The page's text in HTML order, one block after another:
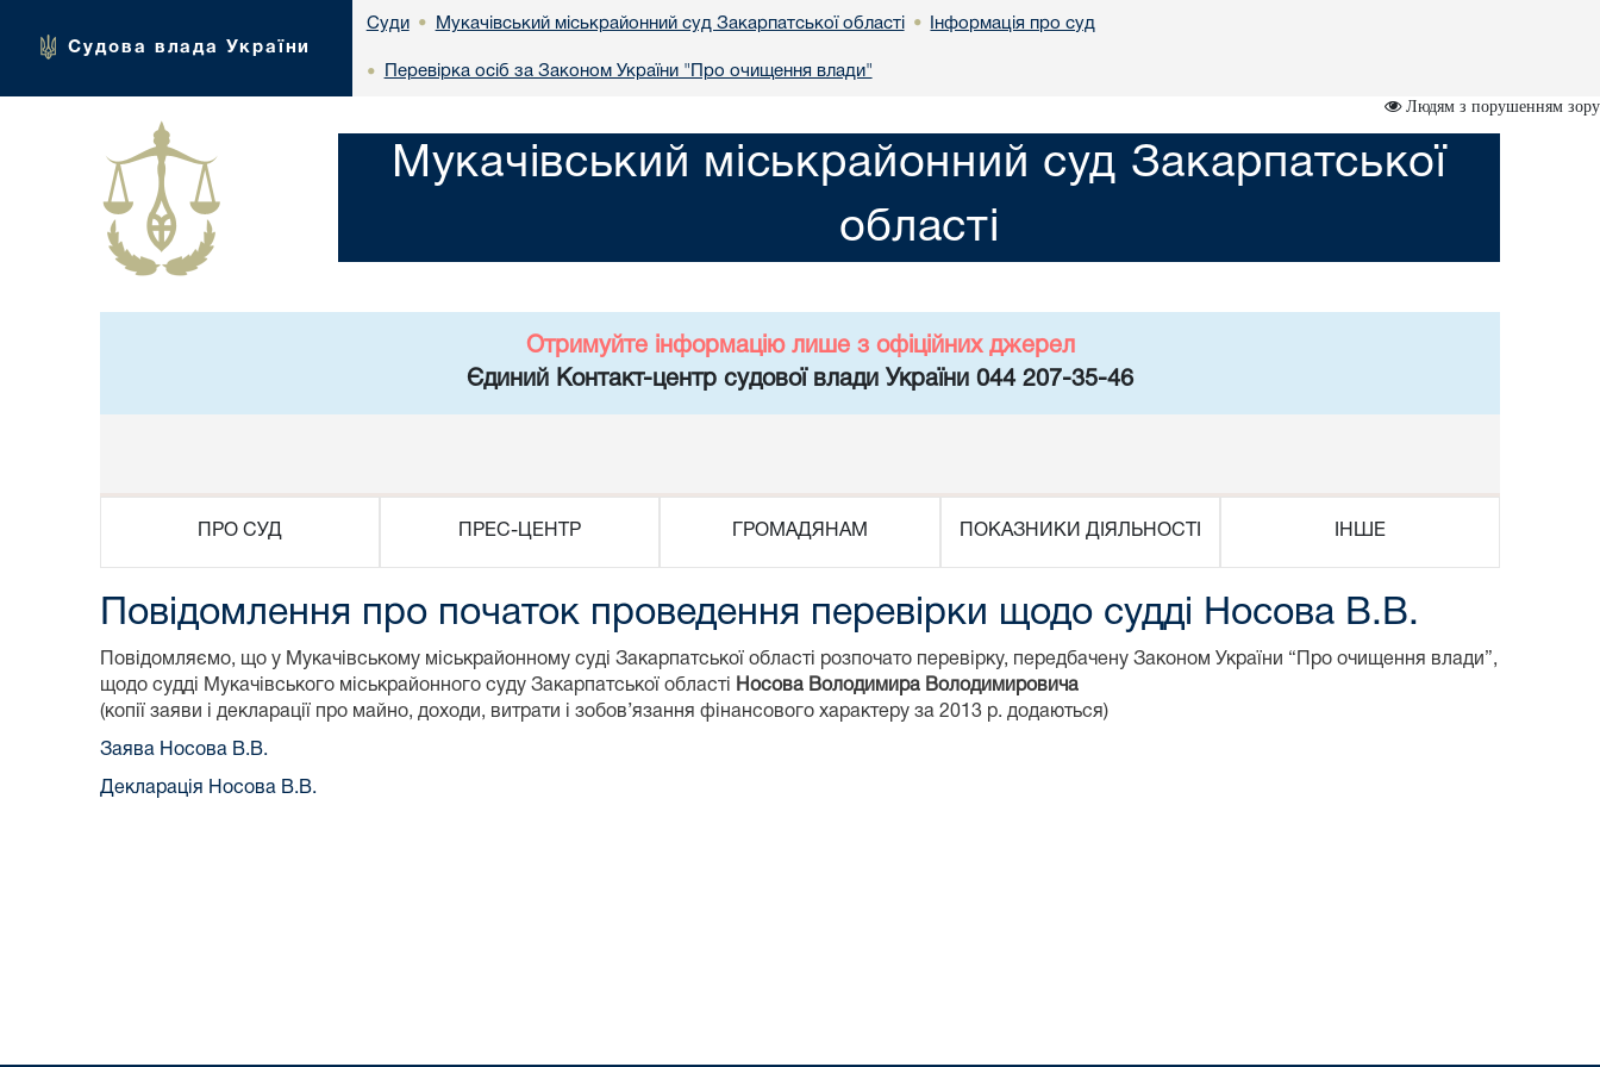
Судова влада України
Суди • Мукачівський міськрайонний суд Закарпатської області • Інформація про суд
• Перевірка осіб за Законом України "Про очищення влади"
Людям з порушенням зору
Мукачівський міськрайонний суд Закарпатської
області
Отримуйте інформацію лише з офіційних джерел
Єдиний Контакт-центр судової влади України 044 207-35-46
ПРО СУД ПРЕС-ЦЕНТР ГРОМАДЯНАМ ПОКАЗНИКИ ДІЯЛЬНОСТІ ІНШЕ
Повідомлення про початок проведення перевірки щодо судді Носова В.В.
Повідомляємо, що у Мукачівському міськрайонному суді Закарпатської області розпочато перевірку, передбачену Законом України “Про очищення влади”,
щодо судді Мукачівського міськрайонного суду Закарпатської області Носова Володимира Володимировича
(копії заяви і декларації про майно, доходи, витрати і зобов’язання фінансового характеру за 2013 р. додаються)
Заява Носова В.В.
Декларація Носова В.В.